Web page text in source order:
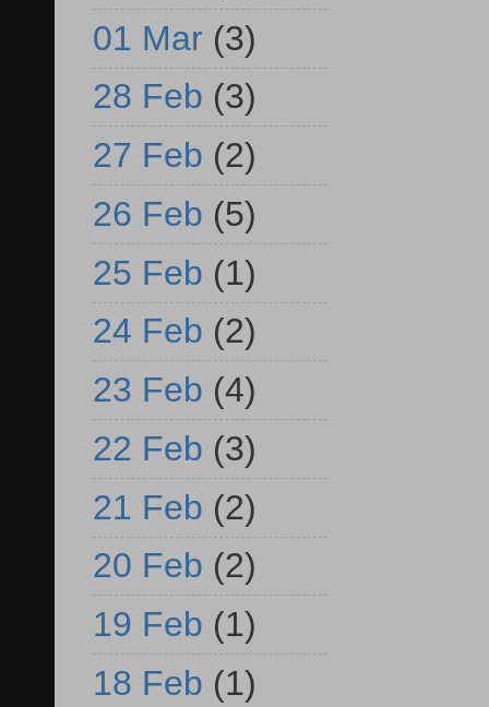
01 Mar (3)
28 Feb (3)
27 Feb (2)
26 Feb (5)
25 Feb (1)
24 Feb (2)
23 Feb (4)
22 Feb (3)
21 Feb (2)
20 Feb (2)
19 Feb (1)
18 Feb (1)